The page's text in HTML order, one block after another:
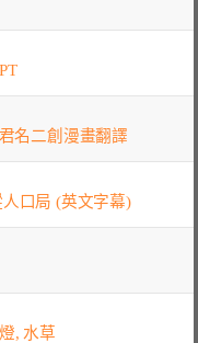
名二創漫畫翻譯
口局 (英文字幕)
, 水草